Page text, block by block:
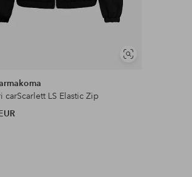
Näytä
carScarlett LS Elastic Zip